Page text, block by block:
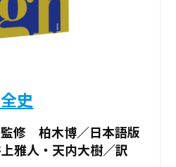
史
修 柏木博／日本語版
雅人・天内大樹／訳